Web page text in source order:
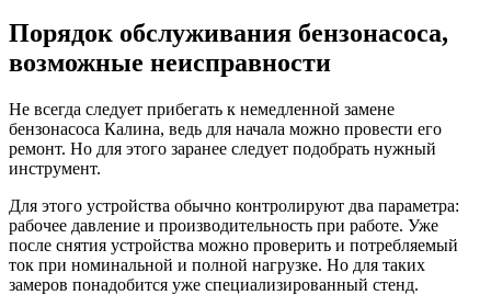
Порядок обслуживания бензонасоса,
возможные неисправности
Не всегда следует прибегать к немедленной замене
бензонасоса Калина, ведь для начала можно провести его
ремонт. Но для этого заранее следует подобрать нужный
инструмент.
Для этого устройства обычно контролируют два параметра:
рабочее давление и производительность при работе. Уже
после снятия устройства можно проверить и потребляемый
ток при номинальной и полной нагрузке. Но для таких
замеров понадобится уже специализированный стенд.